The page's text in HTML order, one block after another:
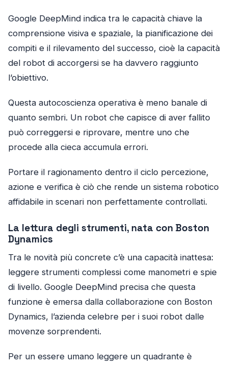
Google DeepMind indica tra le capacità chiave la
comprensione visiva e spaziale, la pianificazione dei
compiti e il rilevamento del successo, cioè la capacità
del robot di accorgersi se ha davvero raggiunto
l’obiettivo.
Questa autocoscienza operativa è meno banale di
quanto sembri. Un robot che capisce di aver fallito
può correggersi e riprovare, mentre uno che
procede alla cieca accumula errori.
Portare il ragionamento dentro il ciclo percezione,
azione e verifica è ciò che rende un sistema robotico
affidabile in scenari non perfettamente controllati.
La lettura degli strumenti, nata con Boston
Dynamics
Tra le novità più concrete c’è una capacità inattesa:
leggere strumenti complessi come manometri e spie
di livello. Google DeepMind precisa che questa
funzione è emersa dalla collaborazione con Boston
Dynamics, l’azienda celebre per i suoi robot dalle
movenze sorprendenti.
Per un essere umano leggere un quadrante è